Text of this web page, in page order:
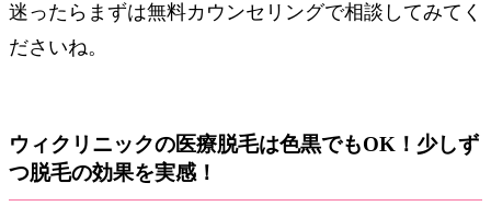
迷ったらまずは無料カウンセリングで相談してみてく
ださいね。
ウィクリニックの医療脱毛は色黒でもOK！少しず
つ脱毛の効果を実感！